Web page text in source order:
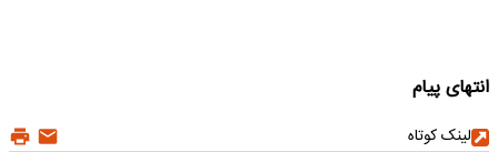
انتهای پیام
لینک کوتاه